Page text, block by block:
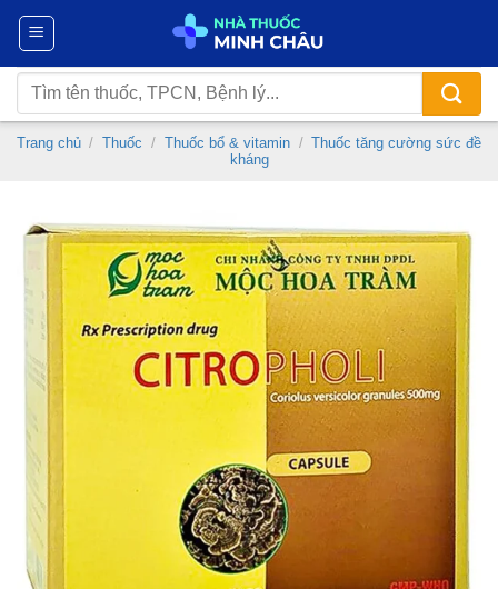
Chuyển
nội
dung
Tìm
kiếm:
Trang chủ / Thuốc / Thuốc bổ & vitamin / Thuốc tăng cường sức đề
kháng